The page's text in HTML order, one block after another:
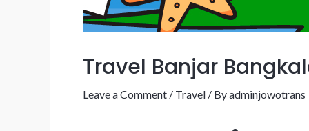
Travel Banjar
Leave a Comment / Travel / Byadminjowotrans